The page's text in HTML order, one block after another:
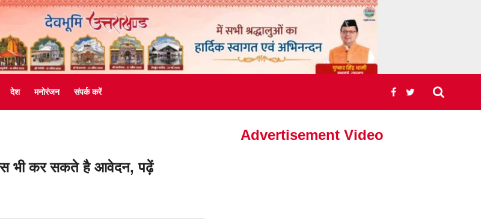
देश मनोरंजन संपर्क करें
भी कर सकते है आवेदन, पढ़ें
Advertisement Video